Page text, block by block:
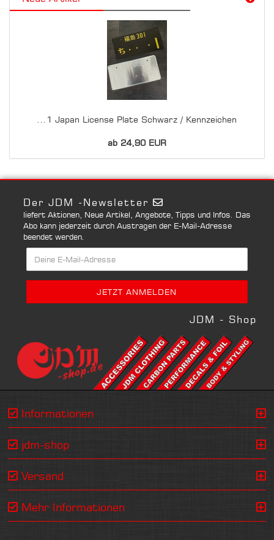
...1 Japan License Plate Schwarz / Kennzeichen
ab 24,90 EUR
Der JDM -Newsletter
liefert Aktionen, Neue Artikel, Angebote, Tipps und Infos. Das
Abo kann jederzeit durch Austragen der E-Mail-Adresse
beendet werden.
JDM - Shop
Informationen
jdm-shop
Versand
Mehr Informationen